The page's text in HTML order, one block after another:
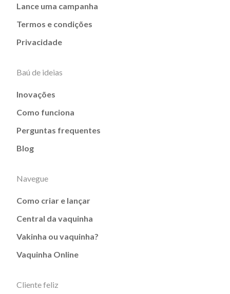
Lance uma campanha
Termos e condições
Privacidade
Baú de ideias
Inovações
Como funciona
Perguntas frequentes
Blog
Navegue
Como criar e lançar
Central da vaquinha
Vakinha ou vaquinha?
Vaquinha Online
Cliente feliz